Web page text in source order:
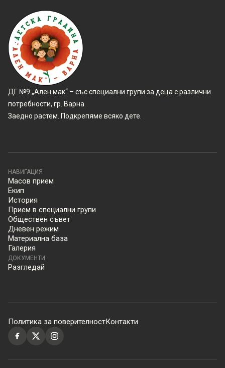
ДГ №9 „Ален мак“ – със специални групи за деца с различни
потребности, гр. Варна.
Заедно растем. Подкрепяме всяко дете.
НАВИГАЦИЯ
Масов прием
Екип
История
Прием в специални групи
Обществен съвет
Дневен режим
Материална база
Галерия
ДОКУМЕНТИ
Разгледай
Политика за поверителностКонтакти